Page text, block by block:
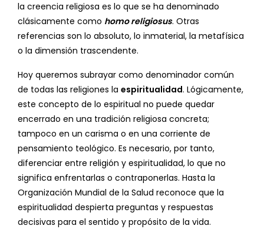
la creencia religiosa es lo que se ha denominado
clásicamente como homo religiosus. Otras
referencias son lo absoluto, lo inmaterial, la metafísica
o la dimensión trascendente.
Hoy queremos subrayar como denominador común
de todas las religiones la espiritualidad. Lógicamente,
este concepto de lo espiritual no puede quedar
encerrado en una tradición religiosa concreta;
tampoco en un carisma o en una corriente de
pensamiento teológico. Es necesario, por tanto,
diferenciar entre religión y espiritualidad, lo que no
significa enfrentarlas o contraponerlas. Hasta la
Organización Mundial de la Salud reconoce que la
espiritualidad despierta preguntas y respuestas
decisivas para el sentido y propósito de la vida.